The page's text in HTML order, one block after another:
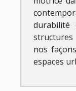
durabilité
nos
espaces